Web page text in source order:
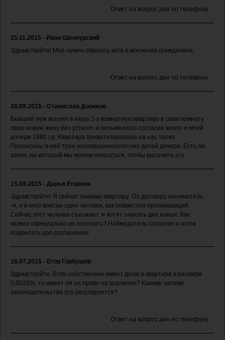
Ответ на вопрос дан по телефону.
25.11.2015 - Иван Щенкурский
Здравствуйте! Мне нужен образец акта о вселении гражданина.
Ответ на вопрос дан по телефону.
28.09.2015 - Станислав Дориков
Бывший муж вселил в нашу 2-х комнатную квартиру в свою комнату
свою новую жену без устного и письменного согласия моего и моей
дочери 1980 г.р. Квартира приватизирована на нас троих.
Прописаны в ней трое несовершеннолетних детей дочери. Есть ли
закон, на который мы можем опираться, чтобы выселить эту
15.09.2015 - Дарья Егорова
Здравствуйте! Я сейчас снимаю квартиру. По договору наниматель
-я, и в него вписан один человек, как совместно проживающий.
Сейчас этот человек съезжает, и хотят заехать два новых. Как
можно официально их поселить? Наймодатель согласен и готов
подписать доп.соглашения
16.07.2015 - Егор Горбушов
Здравствуйте. Если собственник имеет долю в квартире в размере
0,0033%, то имеет ли он право на вселение? Какими актами
законодательства это регулируется?
Ответ на вопрос дан по телефону.